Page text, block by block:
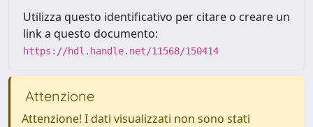
Utilizza questo identificativo per citare o creare un
link a questo documento:
https://hdl.handle.net/11568/150414
Attenzione
Attenzione! I dati visualizzati non sono stati